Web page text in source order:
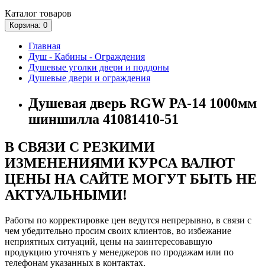
Каталог товаров
Корзина: 0
Главная
Душ - Кабины - Ограждения
Душевые уголки двери и поддоны
Душевые двери и ограждения
Душевая дверь RGW PA-14 1000мм
шиншилла 41081410-51
В СВЯЗИ С РЕЗКИМИ
ИЗМЕНЕНИЯМИ КУРСА ВАЛЮТ
ЦЕНЫ НА САЙТЕ МОГУТ БЫТЬ НЕ
АКТУАЛЬНЫМИ!
Работы по корректировке цен ведутся непрерывно, в связи с
чем убедительно просим своих клиентов, во избежание
неприятных ситуаций, цены на заинтересовавшую
продукцию уточнять у менеджеров по продажам или по
телефонам указанных в контактах.